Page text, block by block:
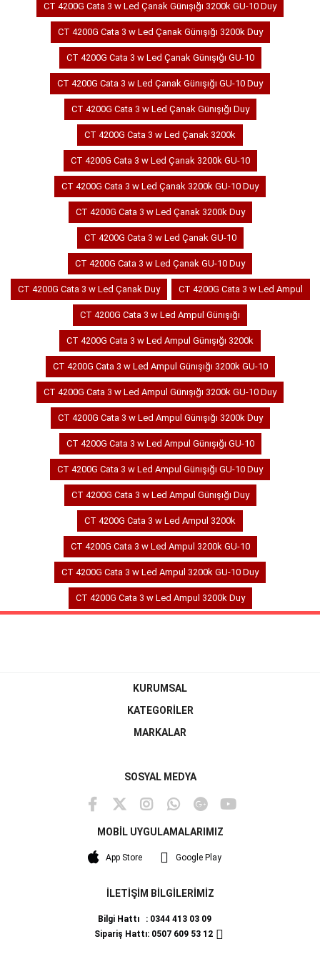
CT 4200G Cata 3 w Led Çanak Günışığı 3200k GU-10 Duy
CT 4200G Cata 3 w Led Çanak Günışığı 3200k Duy
CT 4200G Cata 3 w Led Çanak Günışığı GU-10
CT 4200G Cata 3 w Led Çanak Günışığı GU-10 Duy
CT 4200G Cata 3 w Led Çanak Günışığı Duy
CT 4200G Cata 3 w Led Çanak 3200k
CT 4200G Cata 3 w Led Çanak 3200k GU-10
CT 4200G Cata 3 w Led Çanak 3200k GU-10 Duy
CT 4200G Cata 3 w Led Çanak 3200k Duy
CT 4200G Cata 3 w Led Çanak GU-10
CT 4200G Cata 3 w Led Çanak GU-10 Duy
CT 4200G Cata 3 w Led Çanak Duy CT 4200G Cata 3 w Led Ampul
CT 4200G Cata 3 w Led Ampul Günışığı
CT 4200G Cata 3 w Led Ampul Günışığı 3200k
CT 4200G Cata 3 w Led Ampul Günışığı 3200k GU-10
CT 4200G Cata 3 w Led Ampul Günışığı 3200k GU-10 Duy
CT 4200G Cata 3 w Led Ampul Günışığı 3200k Duy
CT 4200G Cata 3 w Led Ampul Günışığı GU-10
CT 4200G Cata 3 w Led Ampul Günışığı GU-10 Duy
CT 4200G Cata 3 w Led Ampul Günışığı Duy
CT 4200G Cata 3 w Led Ampul 3200k
CT 4200G Cata 3 w Led Ampul 3200k GU-10
CT 4200G Cata 3 w Led Ampul 3200k GU-10 Duy
CT 4200G Cata 3 w Led Ampul 3200k Duy
KURUMSAL
KATEGORİLER
MARKALAR
SOSYAL MEDYA
MOBİL UYGULAMALARIMIZ
App Store Google Play
İLETİŞİM BİLGİLERİMİZ
Bilgi Hattı : 0344 413 03 09
Sipariş Hattı: 0507 609 53 12